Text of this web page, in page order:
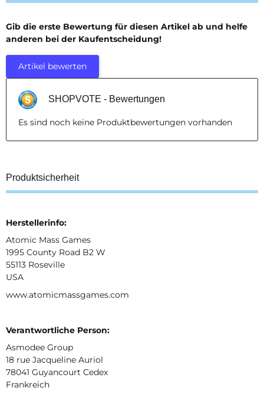
Gib die erste Bewertung für diesen Artikel ab und helfe
anderen bei der Kaufentscheidung!
Artikel bewerten
SHOPVOTE - Bewertungen
Es sind noch keine Produktbewertungen vorhanden
Produktsicherheit
Herstellerinfo:
Atomic Mass Games
1995 County Road B2 W
55113 Roseville
USA
www.atomicmassgames.com
Verantwortliche Person:
Asmodee Group
18 rue Jacqueline Auriol
78041 Guyancourt Cedex
Frankreich